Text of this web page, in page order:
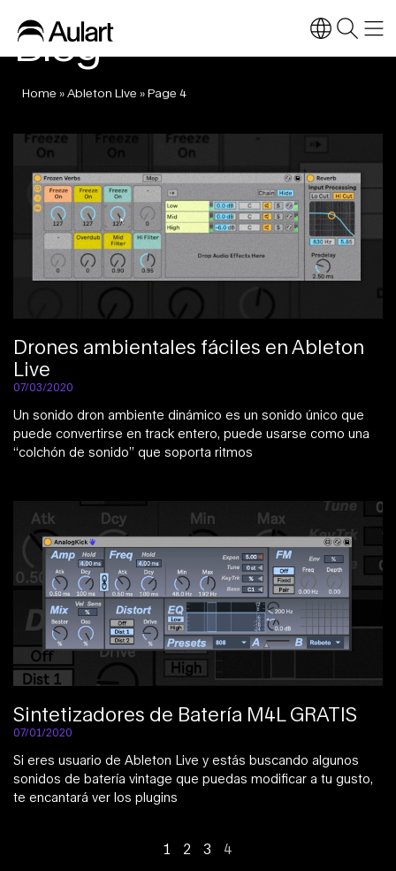
Blog
Home »Ableton Live »Page 4
Drones ambientales fáciles en Ableton
Live
07/03/2020
Un sonido dron ambiente dinámico es un sonido único que
puede convertirse en track entero, puede usarse como una
“colchón de sonido” que soporta ritmos
Sintetizadores de Batería M4L GRATIS
07/01/2020
Si eres usuario de Ableton Live y estás buscando algunos
sonidos de batería vintage que puedas modificar a tu gusto,
te encantará ver los plugins
1 2 3 4